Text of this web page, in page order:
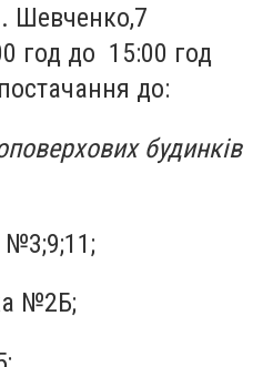
Шевченко,7
год до 15:00 год
до:
будинків
№3;9;11;
№2Б;